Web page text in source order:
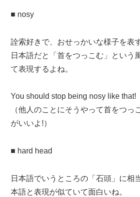
■ nosy
詮索好きで、おせっかいな様子を表
日本語だと「首をつっこむ」という
て表現するよね。
You should stop being nosy like that!
（他人のことにそうやって首をつっ
がいいよ!）
■ hard head
日本語でいうところの「石頭」に相
本語と表現が似ていて面白いね。